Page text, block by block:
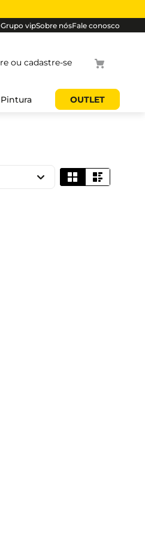
Grupo vipSobre nósFale conosco
Pintura OUTLET